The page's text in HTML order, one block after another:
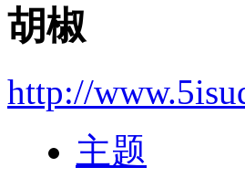
胡椒
http://
主题